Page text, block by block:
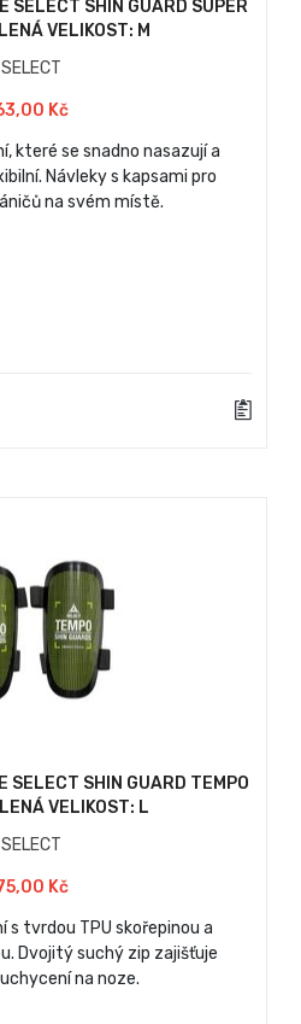
SELECT SHIN GUARD SUPER
VELIKOST: M
SELECT
Kč
které se snadno nasazují a
Návleky s kapsami pro
na svém místě.
SELECT SHIN GUARD TEMPO
VELIKOST: L
SELECT
Kč
s tvrdou TPU skořepinou a
Dvojitý suchý zip zajišťuje
na noze.